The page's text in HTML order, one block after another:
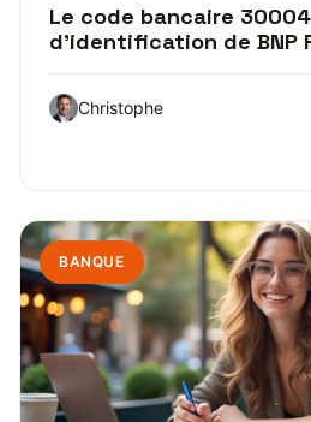
Le code bancaire
d’identification de BNP
Christophe
BANQUE